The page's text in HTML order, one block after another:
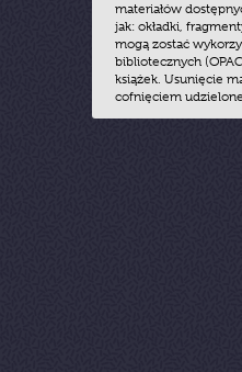
materiałów
jak: okładki,
mogą zostać
bibliotecznych
książek. Usunięcie
cofnięciem